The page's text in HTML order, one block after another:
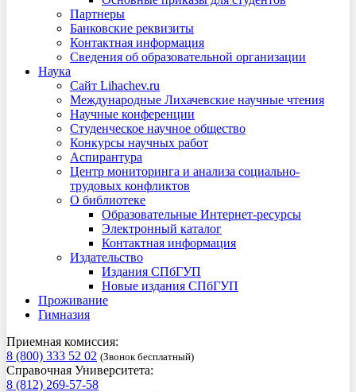
Партнеры
Банковские реквизиты
Контактная информация
Сведения об образовательной организации
Наука
Сайт Lihachev.ru
Международные Лихачевские научные чтения
Научные конференции
Студенческое научное общество
Конкурсы научных работ
Аспирантура
Центр мониторинга и анализа социально-
трудовых конфликтов
О библиотеке
Образовательные Интернет-ресурсы
Электронный каталог
Контактная информация
Издательство
Издания СПбГУП
Новые издания СПбГУП
Проживание
Гимназия
Приемная комиссия:
8 (800) 333 52 02 (Звонок бесплатный)
Справочная Университета:
8 (812) 269-57-58